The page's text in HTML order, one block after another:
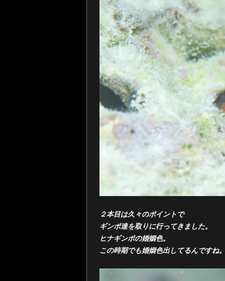
２本目は久々のポイントで
ギンポ達を取りに行ってきました。
ヒナギンポの婚姻色。
この時期でも婚姻色出してるんですね